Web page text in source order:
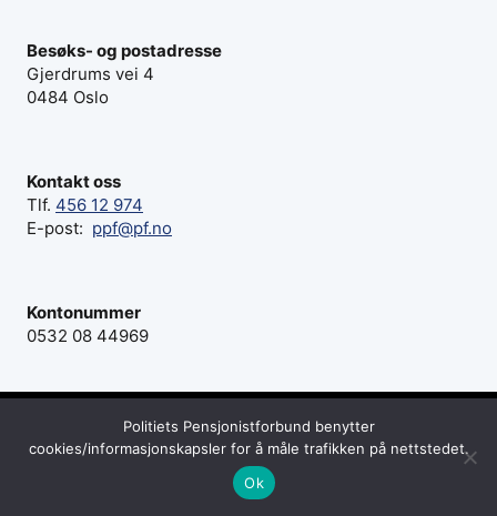
Besøks- og postadresse
Gjerdrums vei 4
0484 Oslo
Kontakt oss
Tlf. 456 12 974
E-post: ppf@pf.no
Kontonummer
0532 08 44969
© 2026 Politiets Pensjonistforbund - Webside fra
iStudio
Politiets Pensjonistforbund benytter
cookies/informasjonskapsler for å måle trafikken på nettstedet.
Ok